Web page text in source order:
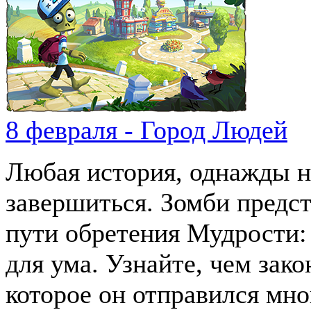
8 февраля - Город Людей
Любая история, однажды
завершиться. Зомби
пути обретения Мудрости:
для ума. Узнайте, чем
которое он отправился